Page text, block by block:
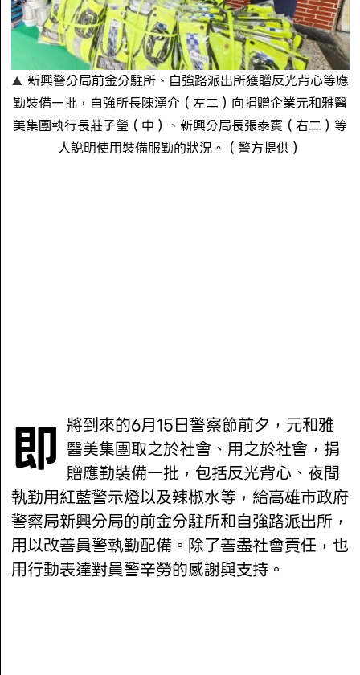
新興警分局前金分駐所、自強路派出所獲贈反光背心等應
勤裝備一批，自強所長陳湧介（左二）向捐贈企業元和雅醫
美集團執行長莊子瑩（中）、新興分局長張泰賓（右二）等
人說明使用裝備服勤的狀況。（警方提供）
即將到來的6月15日警察節前夕，元和雅 醫美集團取之於社會、用之於社會，捐
贈應勤裝備一批，包括反光背心、夜間
執勤用紅藍警示燈以及辣椒水等，給高雄市政府
警察局新興分局的前金分駐所和自強路派出所，
用以改善員警執勤配備。除了善盡社會責任，也
用行動表達對員警辛勞的感謝與支持。